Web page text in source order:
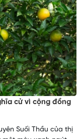
cử vì cộng đồng
Suối Thầu của thị